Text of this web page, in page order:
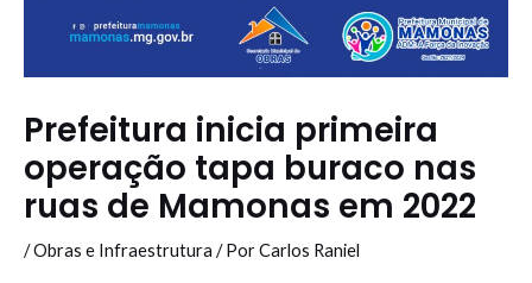
Prefeitura inicia primeira
operação tapa buraco nas
ruas de Mamonas em 2022
/Obras e Infraestrutura / PorCarlos Raniel